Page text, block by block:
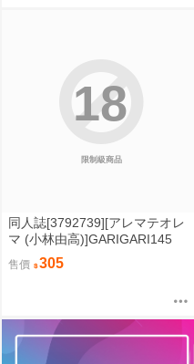
限制級商品
18
同人誌[3792739][アレマテオレ
マ (小林由高)]GARIGARI145
【特典】 (蔚藍檔案)
售價 305